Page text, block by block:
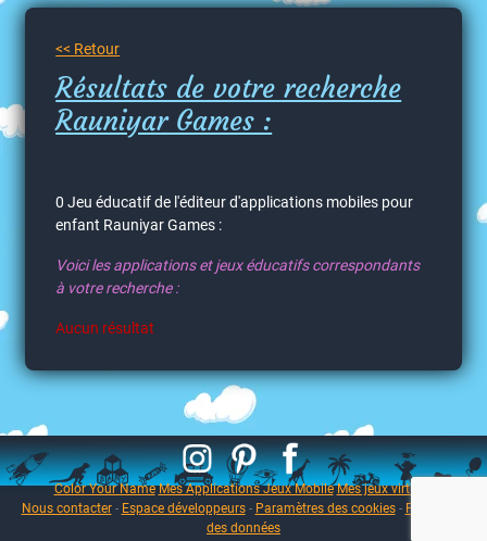
<< Retour
Résultats de votre recherche
Rauniyar Games :
0 Jeu éducatif de l'éditeur d'applications mobiles pour
enfant Rauniyar Games :
Voici les applications et jeux éducatifs correspondants
à votre recherche :
Aucun résultat
Color Your Name Mes Applications Jeux Mobile Mes jeux virtuels
Nous contacter- Espace développeurs- Paramètres des cookies- Protection
des données